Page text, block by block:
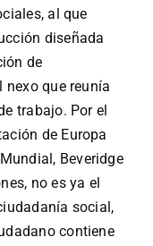
al que
diseñada
de
que reunía
trabajo. Por el
de Europa
Beveridge
no es ya el
social,
contiene